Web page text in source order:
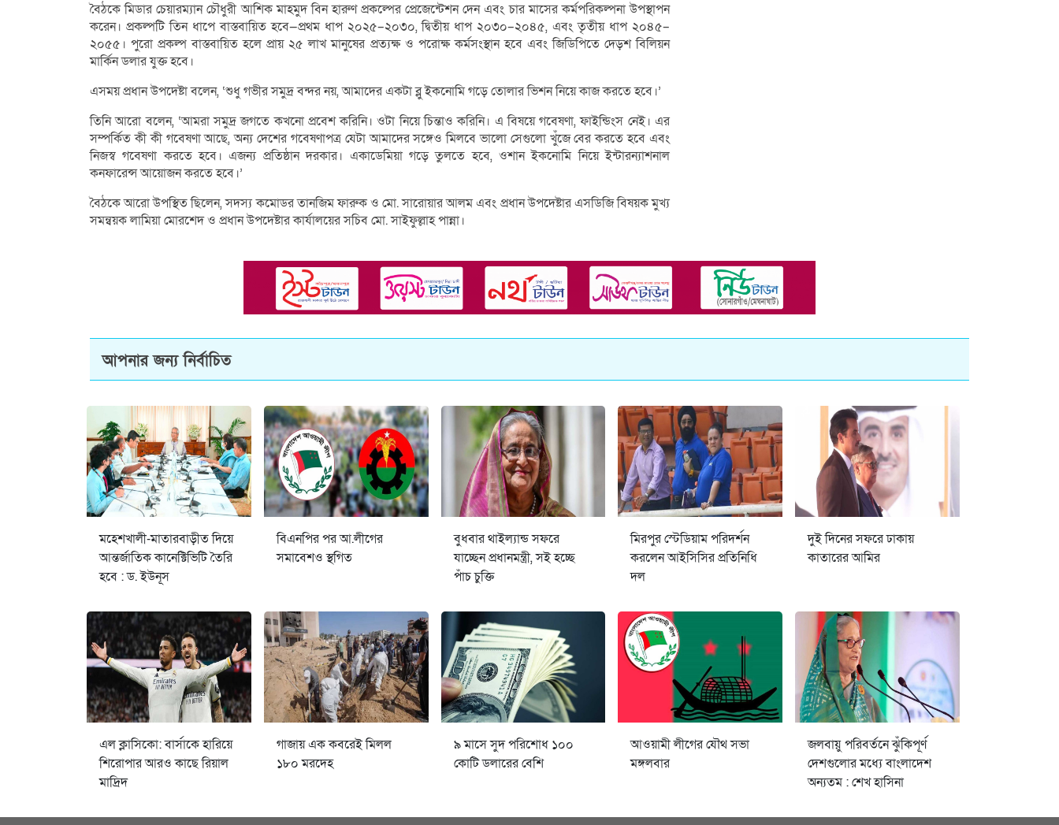
বৈঠকে মিডার চেয়ারম্যান চৌধুরী আশিক মাহমুদ বিন হারুণ প্রকল্পের প্রেজেন্টেশন দেন এবং চার মাসের কর্মপরিকল্পনা উপস্থাপন
করেন। প্রকল্পটি তিন ধাপে বাস্তবায়িত হবে—প্রথম ধাপ ২০২৫–২০৩০, দ্বিতীয় ধাপ ২০৩০–২০৪৫, এবং তৃতীয় ধাপ ২০৪৫–
২০৫৫। পুরো প্রকল্প বাস্তবায়িত হলে প্রায় ২৫ লাখ মানুষের প্রত্যক্ষ ও পরোক্ষ কর্মসংস্থান হবে এবং জিডিপিতে দেড়শ বিলিয়ন
মার্কিন ডলার যুক্ত হবে।
এসময় প্রধান উপদেষ্টা বলেন, ‘শুধু গভীর সমুদ্র বন্দর নয়, আমাদের একটা ব্লু ইকনোমি গড়ে তোলার ভিশন নিয়ে কাজ করতে হবে।’
তিনি আরো বলেন, ‘আমরা সমুদ্র জগতে কখনো প্রবেশ করিনি। ওটা নিয়ে চিন্তাও করিনি। এ বিষয়ে গবেষণা, ফাইন্ডিংস নেই। এর
সম্পর্কিত কী কী গবেষণা আছে, অন্য দেশের গবেষণাপত্র যেটা আমাদের সঙ্গেও মিলবে ভালো সেগুলো খুঁজে বের করতে হবে এবং
নিজস্ব গবেষণা করতে হবে। এজন্য প্রতিষ্ঠান দরকার। একাডেমিয়া গড়ে তুলতে হবে, ওশান ইকনোমি নিয়ে ইন্টারন্যাশনাল
কনফারেন্স আয়োজন করতে হবে।’
বৈঠকে আরো উপস্থিত ছিলেন, সদস্য কমোডর তানজিম ফারুক ও মো. সারোয়ার আলম এবং প্রধান উপদেষ্টার এসডিজি বিষয়ক মুখ্য
সমন্বয়ক লামিয়া মোরশেদ ও প্রধান উপদেষ্টার কার্যালয়ের সচিব মো. সাইফুল্লাহ পান্না।
আপনার জন্য নির্বাচিত
মহেশখালী-মাতারবাড়ীত দিয়ে
আন্তর্জাতিক কানেক্টিভিটি তৈরি
হবে : ড. ইউনূস
বিএনপির পর আ.লীগের
সমাবেশও স্থগিত
বুধবার থাইল্যান্ড সফরে
যাচ্ছেন প্রধানমন্ত্রী, সই হচ্ছে
পাঁচ চুক্তি
মিরপুর স্টেডিয়াম পরিদর্শন
করলেন আইসিসির প্রতিনিধি
দল
দুই দিনের সফরে ঢাকায়
কাতারের আমির
এল ক্লাসিকো: বার্সাকে হারিয়ে
শিরোপার আরও কাছে রিয়াল
মাদ্রিদ
গাজায় এক কবরেই মিলল
১৮০ মরদেহ
৯ মাসে সুদ পরিশোধ ১০০
কোটি ডলারের বেশি
আওয়ামী লীগের যৌথ সভা
মঙ্গলবার
জলবায়ু পরিবর্তনে ঝুঁকিপূর্ণ
দেশগুলোর মধ্যে বাংলাদেশ
অন্যতম : শেখ হাসিনা